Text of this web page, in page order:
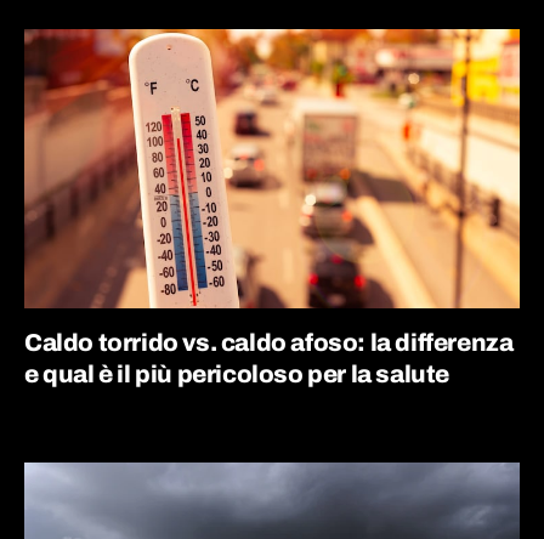
Caldo torrido vs. caldo afoso: la differenza
e qual è il più pericoloso per la salute